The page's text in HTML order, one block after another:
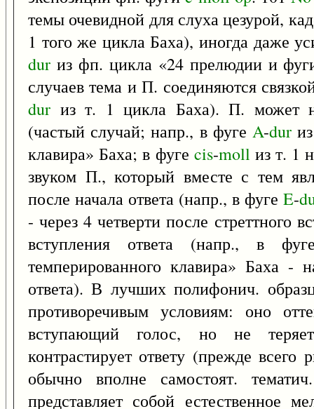
темы очевидной для слуха цезурой,
1 того же цикла Баха), иногда даже
dur из фп. цикла «24 прелюдии и
случаев тема и П. соединяются
dur из т. 1 цикла Баха). П. может
(частый случай; напр., в фуге A-dur
клавира» Баха; в фуге cis-moll из т. 1
звуком П., который вместе с тем
после начала ответа (напр., в фуге E-
- через 4 четверти после стреттного
вступления ответа (напр., в
темперированного клавира» Баха -
ответа). В лучших полифонич.
противоречивым условиям: оно
вступающий голос, но не теряет
контрастирует ответу (прежде
обычно вполне самостоят.
представляет собой естественное